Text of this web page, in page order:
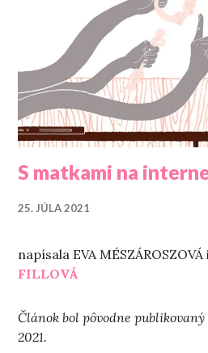
S matkami na
25. JÚLA 2021
napísala EVA
FILLOVÁ
Článok bol pôvodne
2021.